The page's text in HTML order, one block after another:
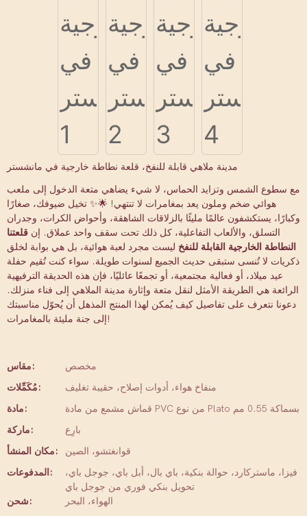
مدينة ملاهي قابلة للنفخ، قلعة نطاطة خارجية في مانشستر
مع سطوع الشمس وتزايد الحماس، لا شيء يضاهي متعة الدخول إلى ملعب
هوائي ضخم وملون يعد بمغامرات لا تنتهي! 🌟✨ تخيل ضيوفك، صغارًا
وكبارًا، يستكشفون عالمًا مليئًا بالزلاقات الشاهقة، وأحواض الكرات، وجدران
التسلق، والألعاب التفاعلية، كل ذلك تحت سقف واحد عملاق. إن قلعتنا
النطاطة الخارجية القابلة للنفخ ليست مجرد لعبة هوائية، بل هي بوابة لخلق
ذكريات لا تُنسى ستبقى حديث الجميع لسنوات طويلة. سواء كنت تُقيم حفلة
عيد ميلاد، أو فعالية مجتمعية، أو تجمعًا عائليًا، فإن هذه الحديقة الترفيهية
الرائعة هي الطريقة الأمثل لنقل متعة وإثارة مدينة الملاهي إلى فناء منزلك.
دعونا نتعرف على تفاصيل كيف يُمكن لهذا المنتج المذهل أن يُحوّل مناسبتك
إلى جنة مليئة بالمغامرات!
مقاس:
مخصص
مُكَمِّلات:
منفاخ هواء، أدوات إصلاح، حقيبة تغليف
مادة:
قماش مشمع من مادة PVC من نوع Plato بسماكة 0.55 مم
ماركة:
بارِع
مكان المنشأ:
قوانغتشو، الصين
المدفوعات:
فيزا، ماستركارد، حوالة بنكية، باي بال، أبل باي، جوجل باي،
تحويل بنكي فوري من جوجل باي
شحن:
الهواء، البحر